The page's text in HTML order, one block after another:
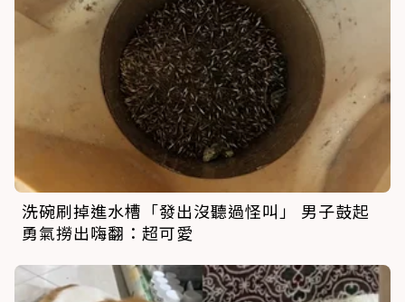
洗碗刷掉進水槽「發出沒聽過怪叫」 男子鼓起
勇氣撈出嗨翻：超可愛